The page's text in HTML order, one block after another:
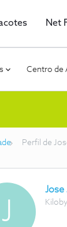
Net
Centro de
Perfil de
J
Jose